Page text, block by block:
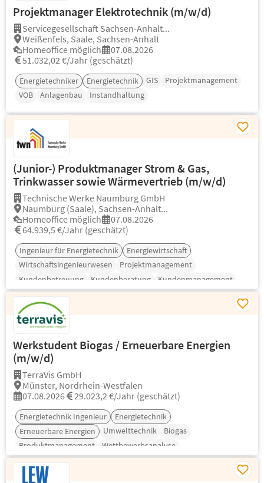
Projektmanager Elektrotechnik (m/w/d)
Servicegesellschaft Sachsen-Anhalt...
Weißenfels, Saale, Sachsen-Anhalt
Homeoffice möglich
07.08.2026
51.032,02 €/Jahr (geschätzt)
Energietechniker Energietechnik GIS
Projektmanagement
VOB
Anlagenbau Instandhaltung
(Junior-) Produktmanager Strom & Gas,
Trinkwasser sowie Wärmevertrieb (m/w/d)
Technische Werke Naumburg GmbH
Naumburg (Saale), Sachsen-Anhalt...
Homeoffice möglich
07.08.2026
64.939,5 €/Jahr (geschätzt)
Ingenieur für Energietechnik
Energiewirtschaft
Wirtschaftsingenieurwesen
Projektmanagement
Kundenbetreuung
Kundenberatung Kundenmanagement
Werkstudent Biogas / Erneuerbare Energien
(m/w/d)
TerraVis GmbH
Münster, Nordrhein-Westfalen
07.08.2026
29.023,2 €/Jahr (geschätzt)
Energietechnik Ingenieur
Energietechnik
Erneuerbare Energien
Umwelttechnik
Biogas
Produktmanagement
Wettbewerbsanalyse